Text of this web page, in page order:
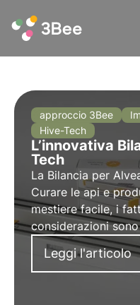
approccio 3Bee
Hive-Tech
L’innovativa
Tech
La Bilancia per
Curare le api e
mestiere facile, i
considerazioni
sicuramente il
importante? E
per arnie?
Leggi l'articolo